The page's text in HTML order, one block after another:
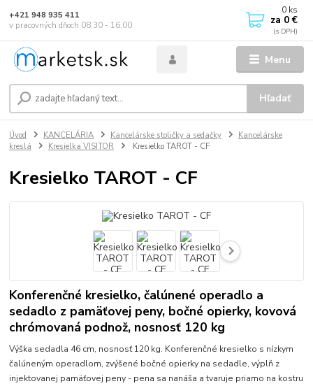
Menu
Hľadať
+421 948 935 411
v pracovných dňoch 08.30 - 16.00
0 ks
za 0 €
Úvod KANCELÁRIA Kancelárske stoličky a sedačky
Kancelárske
kreslá
Kresielka VISITOR Kresielko TAROT - CF
Kresielko TAROT - CF
Konferenčné kresielko, čalúnené operadlo a
sedadlo z pamäťovej peny, bočné opierky, kovová
chrómovaná podnož, nosnosť 120 kg
Výška sedadla 46 cm, nosnosť 120 kg. Konferenčné kresielko s nízkym
čalúneným operadlom, zvýšené bočné opierky na sedadle, výplň z
injektovanej pamäťovej peny - pena sa nanáša a tvaruje priamo na kostru